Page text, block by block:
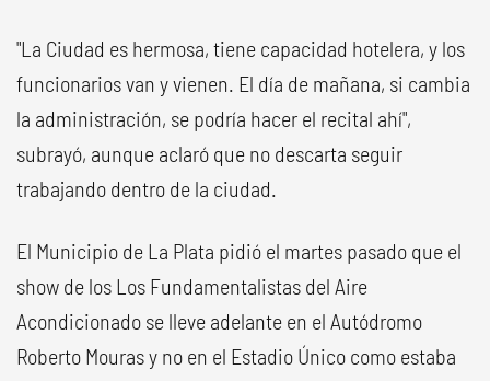
"La Ciudad es hermosa, tiene capacidad hotelera, y los
funcionarios van y vienen. El día de mañana, si cambia
la administración, se podría hacer el recital ahí",
subrayó, aunque aclaró que no descarta seguir
trabajando dentro de la ciudad.
El Municipio de La Plata pidió el martes pasado que el
show de los Los Fundamentalistas del Aire
Acondicionado se lleve adelante en el Autódromo
Roberto Mouras y no en el Estadio Único como estaba